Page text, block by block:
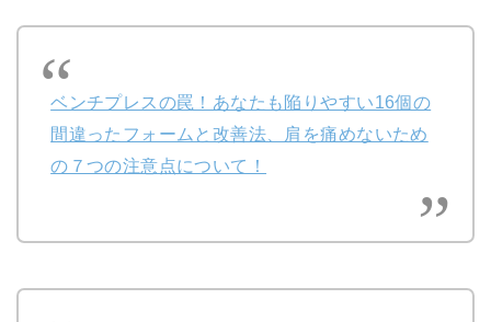
ベンチプレスの罠！あなたも陥りやすい16個の
間違ったフォームと改善法、肩を痛めないため
の７つの注意点について！